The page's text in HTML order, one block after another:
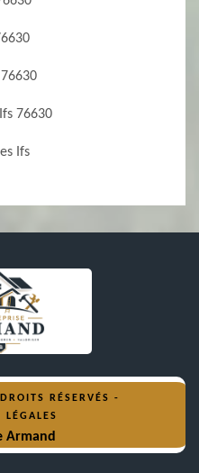
76630
Ifs
RÉSERVÉS -
LÉGALES
Armand